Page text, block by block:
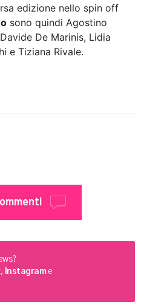
edizione nello spin off
sono quindi Agostino
De Marinis, Lidia
e Tiziana Rivale.
, Instagrame